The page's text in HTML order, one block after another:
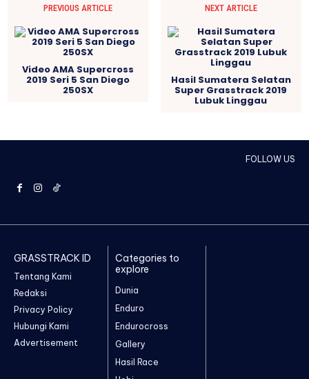
PREVIOUS ARTICLE
Video AMA Supercross
2019 Seri 5 San Diego
250SX
NEXT ARTICLE
Hasil Sumatera Selatan
Super Grasstrack 2019
Lubuk Linggau
FOLLOW US
GRASSTRACK ID
Tentang Kami
Redaksi
Privacy Policy
Hubungi Kami
Advertisement
Categories to
explore
Dunia
Enduro
Endurocross
Gallery
Hasil Race